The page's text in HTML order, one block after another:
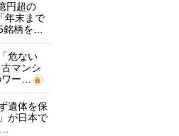
円超の
年末まで
銘柄を…
危ない
マンシ
ー…
遺体を保
が日本で